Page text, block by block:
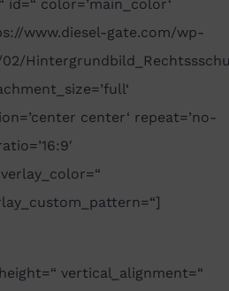
color=’main_color‘
www.diesel-gate.com/wp-
center‘ repeat=’no-
vertical_alignment=“